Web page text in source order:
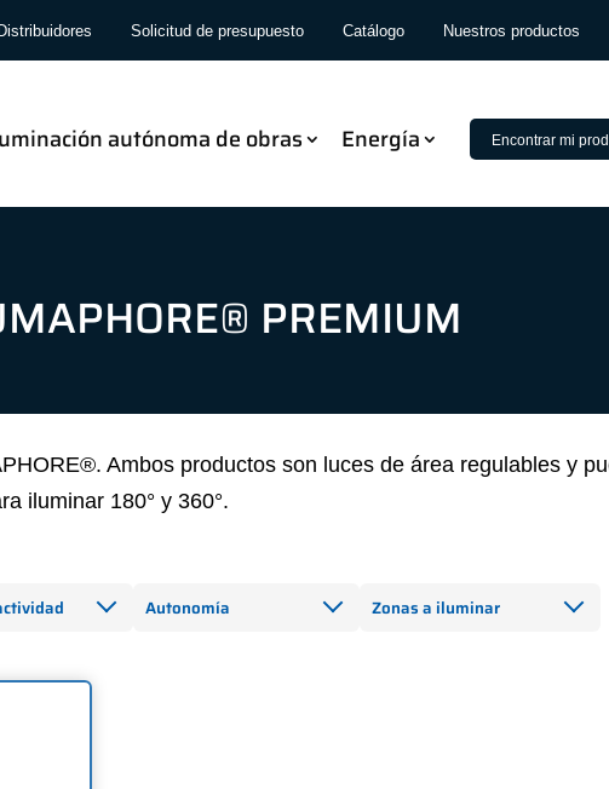
Solicitud de presupuesto Catálogo Nuestros productos
autónoma de obras Energía Encontrar mi
PREMIUM
Ambos productos son luces de área regulables y
iluminar 180° y 360°.